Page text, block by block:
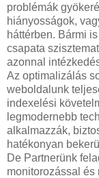
problémák
hiányosságok,
háttérben. Bármi
csapata
azonnal
Az optimalizálás
weboldalunk
indexelési
legmodernebb
alkalmazzák,
hatékonyan
De Partnerünk
monitorozással és